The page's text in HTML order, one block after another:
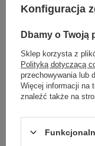
Konfiguracja
Dbamy o Twoją
Sklep korzysta z
Polityką dotyczącą
przechowywania lub
Więcej informacji na
znaleźć także na